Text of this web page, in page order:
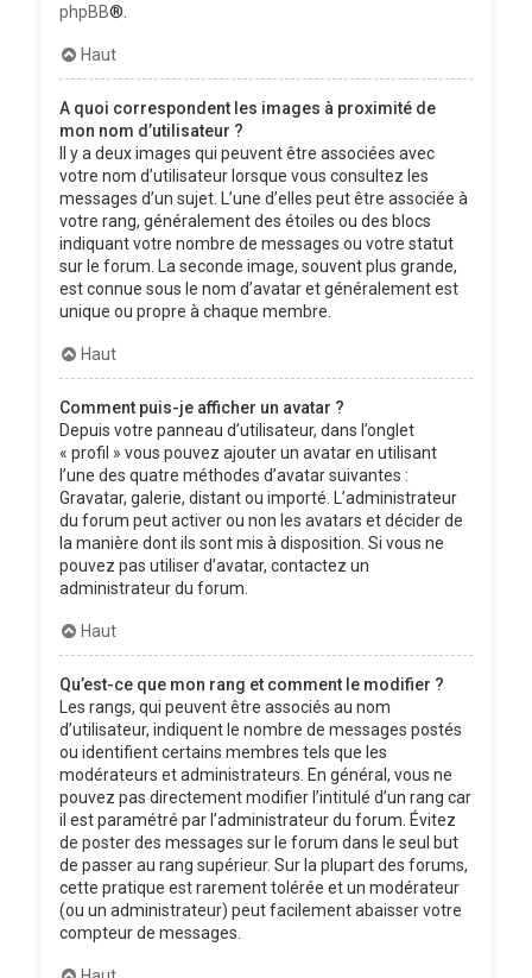
phpBB®.
Haut
A quoi correspondent les images à proximité de
mon nom d’utilisateur ?
Il y a deux images qui peuvent être associées avec
votre nom d’utilisateur lorsque vous consultez les
messages d’un sujet. L’une d’elles peut être associée à
votre rang, généralement des étoiles ou des blocs
indiquant votre nombre de messages ou votre statut
sur le forum. La seconde image, souvent plus grande,
est connue sous le nom d’avatar et généralement est
unique ou propre à chaque membre.
Haut
Comment puis-je afficher un avatar ?
Depuis votre panneau d’utilisateur, dans l’onglet
« profil » vous pouvez ajouter un avatar en utilisant
l’une des quatre méthodes d’avatar suivantes :
Gravatar, galerie, distant ou importé. L’administrateur
du forum peut activer ou non les avatars et décider de
la manière dont ils sont mis à disposition. Si vous ne
pouvez pas utiliser d’avatar, contactez un
administrateur du forum.
Haut
Qu’est-ce que mon rang et comment le modifier ?
Les rangs, qui peuvent être associés au nom
d’utilisateur, indiquent le nombre de messages postés
ou identifient certains membres tels que les
modérateurs et administrateurs. En général, vous ne
pouvez pas directement modifier l’intitulé d’un rang car
il est paramétré par l’administrateur du forum. Évitez
de poster des messages sur le forum dans le seul but
de passer au rang supérieur. Sur la plupart des forums,
cette pratique est rarement tolérée et un modérateur
(ou un administrateur) peut facilement abaisser votre
compteur de messages.